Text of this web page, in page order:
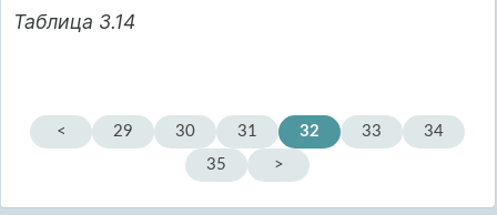
Таблица 3.14
< 29 30 31 32 33
34
35
>